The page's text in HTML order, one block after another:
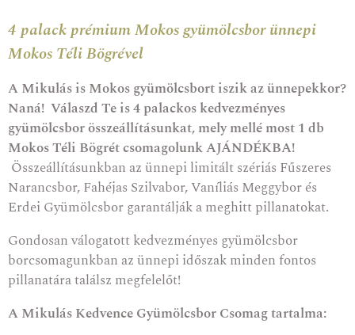
4 palack prémium Mokos gyümölcsbor ünnepi
Mokos Téli Bögrével
A Mikulás is Mokos gyümölcsbort iszik az ünnepekkor?
Naná! Válaszd Te is 4 palackos kedvezményes
gyümölcsbor összeállításunkat, mely mellé most 1 db
Mokos Téli Bögrét csomagolunk AJÁNDÉKBA!
Összeállításunkban az ünnepi limitált szériás Fűszeres
Narancsbor, Fahéjas Szilvabor, Vaníliás Meggybor és
Erdei Gyümölcsbor garantálják a meghitt pillanatokat.
Gondosan válogatott kedvezményes gyümölcsbor
borcsomagunkban az ünnepi időszak minden fontos
pillanatára találsz megfelelőt!
A Mikulás Kedvence Gyümölcsbor Csomag tartalma: